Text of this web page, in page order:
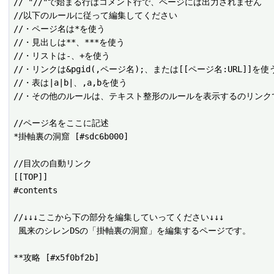
//以下のルールに従って編集してください
//・ページ名は*を使う
//・見出しは**、***を使う
//・リストは-、+を使う
//・リンクは&pgid(,ページ名);、または[[ページ名:URL]]を使
//・表は|a|b|、,a,bを使う
//・その他のルールは、テキスト整形のルールを表示するのリンク
//ページ名をここに記述
*掛軸裏の洞窟 [#sdc6b000]
//目次の自動リンク
[[TOP]]
#contents
//↓↓↓ここから下の部分を編集していってください↓↓↓
**攻略 [#x5f0bf2b]